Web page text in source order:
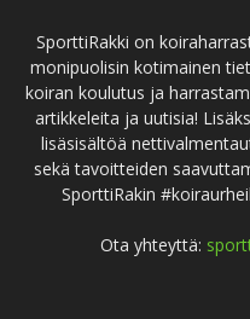
SporttiRakki on
monipuolisin kotimainen
koiran koulutus ja
artikkeleita ja uutisia!
lisäsisältöä
sekä tavoitteiden
SporttiRakin
Ota yhteyttä: